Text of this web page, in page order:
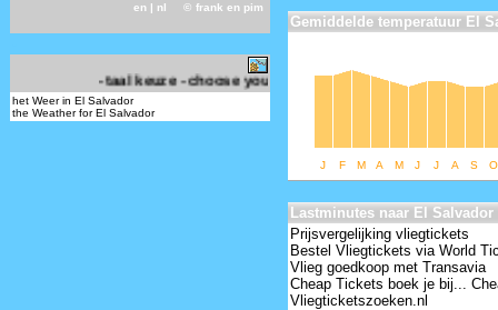
en | nl © frank en pim
- taal keuze - choose your language -
het Weer in El Salvador
the Weather for El Salvador
Gemiddelde temperatuur El
J F M A M J J A S O
Lastminutes naar El Salvador
Prijsvergelijking vliegtickets
Bestel Vliegtickets via World
Vlieg goedkoop met Transavia
Cheap Tickets boek je bij...
Vliegticketszoeken.nl